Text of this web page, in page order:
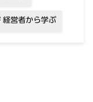
経営者から学ぶ